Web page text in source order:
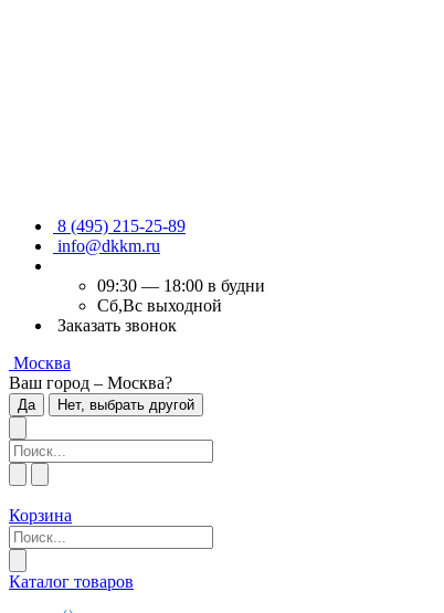
8 (495) 215-25-89
info@dkkm.ru
09:30 — 18:00 в будни
Сб,Вс выходной
Заказать звонок
Москва
Ваш город – Москва?
Да Нет, выбрать другой
Корзина
Каталог товаров